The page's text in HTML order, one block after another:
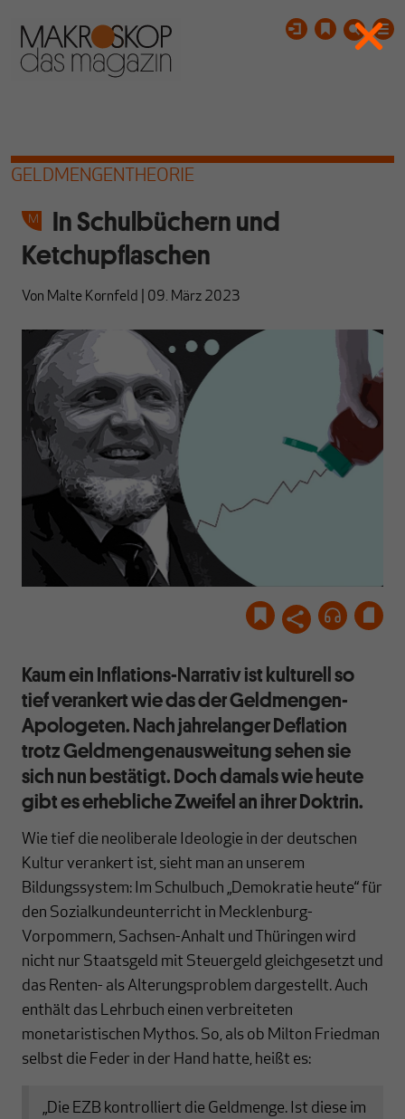
GELDMENGENTHEORIE
In Schulbüchern und
Ketchupflaschen
Von Malte Kornfeld 09. März 2023
Kaum ein Inflations-Narrativ ist kulturell so
tief verankert wie das der Geldmengen-
Apologeten. Nach jahrelanger Deflation
trotz Geldmengenausweitung sehen sie
sich nun bestätigt. Doch damals wie heute
gibt es erhebliche Zweifel an ihrer Doktrin.
Wie tief die neoliberale Ideologie in der deutschen
Kultur verankert ist, sieht man an unserem
Bildungssystem: Im Schulbuch „Demokratie heute“ für
den Sozialkundeunterricht in Mecklenburg-
Vorpommern, Sachsen-Anhalt und Thüringen wird
nicht nur Staatsgeld mit Steuergeld gleichgesetzt und
das Renten- als Alterungsproblem dargestellt. Auch
enthält das Lehrbuch einen verbreiteten
monetaristischen Mythos. So, als ob Milton Friedman
selbst die Feder in der Hand hatte, heißt es:
„Die EZB kontrolliert die Geldmenge. Ist diese im